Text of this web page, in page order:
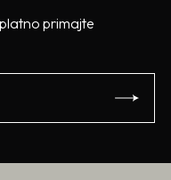
primajte